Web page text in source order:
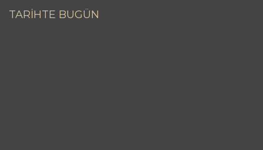
TARİHTE BUGÜN